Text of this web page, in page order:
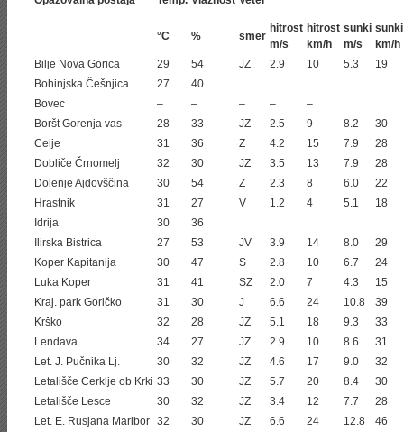
°C % smer
hitrost
m/s
hitrost
km/h
sunki
m/s
sunki
km/h
Bilje Nova Gorica
29 54 JZ 2.9 10 5.3
19
Bohinjska Češnjica
27
40
Bovec
– – – –
–
Boršt Gorenja vas
28 33 JZ 2.5 9 8.2
30
Celje
31 36 Z 4.2 15 7.9
28
Dobliče Črnomelj
32 30 JZ 3.5 13 7.9
28
Dolenje Ajdovščina
30 54 Z 2.3 8 6.0
22
Hrastnik
31 27 V 1.2 4 5.1
18
Idrija
30
36
Ilirska Bistrica
27 53 JV 3.9 14 8.0
29
Koper Kapitanija
30 47 S 2.8 10 6.7
24
Luka Koper
31 41 SZ 2.0 7 4.3
15
Kraj. park Goričko
31 30 J 6.6 24 10.8
39
Krško
32 28 JZ 5.1 18 9.3
33
Lendava
34 27 JZ 2.9 10 8.6
31
Let. J. Pučnika Lj.
30 32 JZ 4.6 17 9.0
32
Letališče Cerklje ob Krki 33 30 JZ 5.7 20 8.4
30
Letališče Lesce
30 32 JZ 3.4 12 7.7
28
Let. E. Rusjana Maribor 32 30 JZ 6.6 24 12.8
46